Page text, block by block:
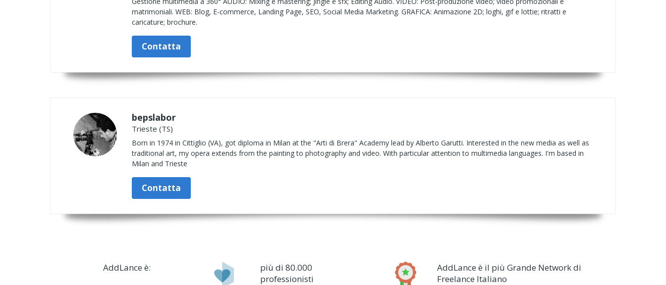
matrimoniali. WEB: Blog, E-commerce, Landing Page, SEO, Social Media Marketing. GRAFICA: Animazione 2D; loghi, gif e lottie; ritratti e
caricature; brochure.
Contatta
bepslabor
Trieste (TS)
Born in 1974 in Cittiglio (VA), got diploma in Milan at the "Arti di Brera" Academy lead by Alberto Garutti. Interested in the new media as well as
traditional art, my opera extends from the painting to photography and video. With particular attention to multimedia languages. I'm based in
Milan and Trieste
Contatta
AddLance è:
più di 80.000
professionisti
AddLance è il più Grande Network di
Freelance Italiano